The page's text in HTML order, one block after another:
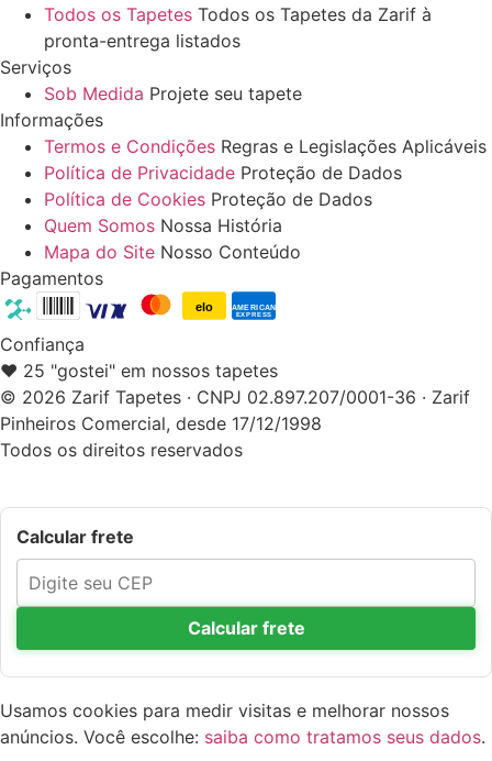
Todos os Tapetes Todos os Tapetes da Zarif à
pronta-entrega listados
Serviços
Sob Medida Projete seu tapete
Informações
Termos e Condições Regras e Legislações Aplicáveis
Política de Privacidade Proteção de Dados
Política de Cookies Proteção de Dados
Quem Somos Nossa História
Mapa do Site Nosso Conteúdo
Pagamentos
elo AMERICAN
EXPRESS
Confiança
❤️ 25 "gostei" em nossos tapetes
© 2026 Zarif Tapetes · CNPJ 02.897.207/0001-36 · Zarif
Pinheiros Comercial, desde 17/12/1998
Todos os direitos reservados
Calcular frete
Calcular frete
Usamos cookies para medir visitas e melhorar nossos
anúncios. Você escolhe: saiba como tratamos seus dados.